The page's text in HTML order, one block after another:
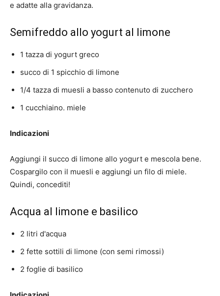
e adatte alla gravidanza.
Semifreddo allo yogurt al limone
1 tazza di yogurt greco
succo di 1 spicchio di limone
1/4 tazza di muesli a basso contenuto di zucchero
1 cucchiaino. miele
Indicazioni
Aggiungi il succo di limone allo yogurt e mescola bene.
Cospargilo con il muesli e aggiungi un filo di miele.
Quindi, concediti!
Acqua al limone e basilico
2 litri d'acqua
2 fette sottili di limone (con semi rimossi)
2 foglie di basilico